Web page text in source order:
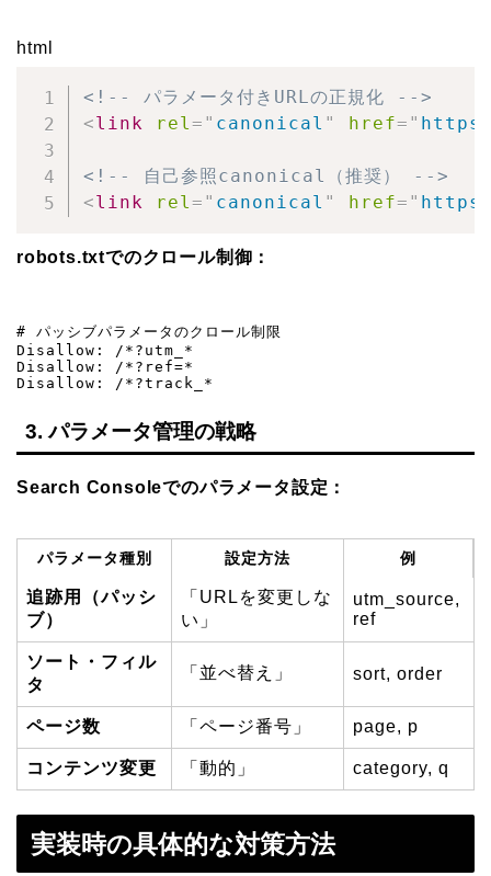
html
<!-- パラメータ付きURLの正規化 -->
<link rel= " canonical " href= "
<!-- 自己参照canonical（推奨） -->
<link rel= " canonical " href= "
robots.txtでのクロール制御：
# パッシブパラメータのクロール制限
Disallow: /*?utm_*
Disallow: /*?ref=*
Disallow: /*?track_*
3. パラメータ管理の戦略
Search Consoleでのパラメータ設定：
パラメータ種別 設定方法 例
追跡用（パッシ
ブ）
「URLを変更しな
い」
utm_source,
ref
ソート・フィル
タ
「並べ替え」 sort, order
ページ数 「ページ番号」 page, p
コンテンツ変更 「動的」 category, q
実装時の具体的な対策方法